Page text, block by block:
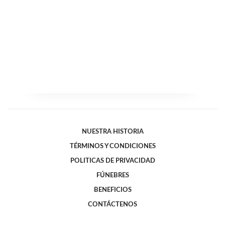
NUESTRA HISTORIA
TÉRMINOS Y CONDICIONES
POLITICAS DE PRIVACIDAD
FÚNEBRES
BENEFICIOS
CONTÁCTENOS